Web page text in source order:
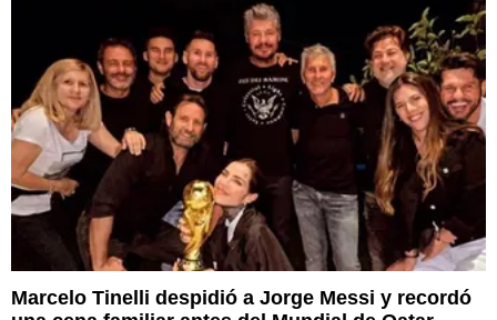
Marcelo Tinelli despidió a Jorge Messi y recordó